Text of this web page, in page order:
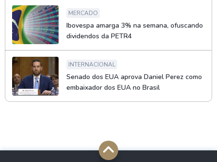
MERCADO
Ibovespa amarga 3% na semana, ofuscando
dividendos da PETR4
INTERNACIONAL
Senado dos EUA aprova Daniel Perez como
embaixador dos EUA no Brasil